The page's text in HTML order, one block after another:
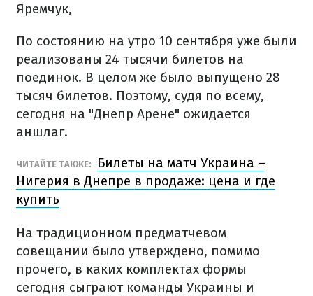
Яремчук,
По состоянию на утро 10 сентября уже были
реализованы 24 тысячи билетов на
поединок. В целом же было выпущено 28
тысяч билетов. Поэтому, судя по всему,
сегодня на "Днепр Арене" ожидается
аншлаг.
ЧИТАЙТЕ ТАКЖЕ:
Билеты на матч Украина –
Нигерия в Днепре в продаже: цена и где
купить
На традиционном предматчевом
совещании было утверждено, помимо
прочего, в каких комплектах формы
сегодня сыграют команды Украины и